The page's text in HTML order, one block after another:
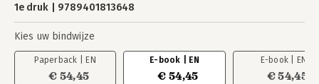
1e druk
9789401813648
Kies uw bindwijze
Paperback | EN
€ 54,45
E-book | EN
€ 54,45
E-book | EN
€ 54,45